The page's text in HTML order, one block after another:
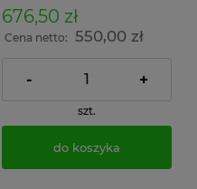
dokumenty w archiwum i
do magazynu
676,50 zł
Cena netto: 550,00 zł
- +
szt.
do koszyka